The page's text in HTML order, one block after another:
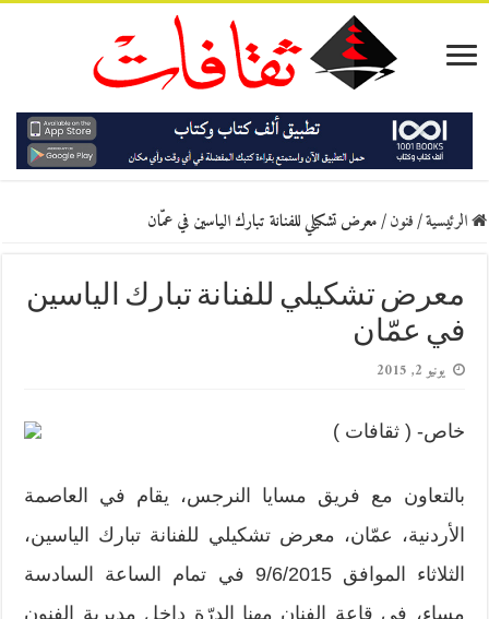
الرئيسية/فنون/معرض تشكيلي للفنانة تبارك الياسين في عمّان
معرض تشكيلي للفنانة تبارك الياسين
في عمّان
يونيو 2, 2015
خاص- ( ثقافات )
بالتعاون مع فريق مسايا النرجس، يقام في العاصمة
الأردنية، عمّان، معرض تشكيلي للفنانة تبارك الياسين،
الثلاثاء الموافق 9/6/2015 في تمام الساعة السادسة
مساء، في قاعة الفنان مهنا الدرّة داخل مديرية الفنون